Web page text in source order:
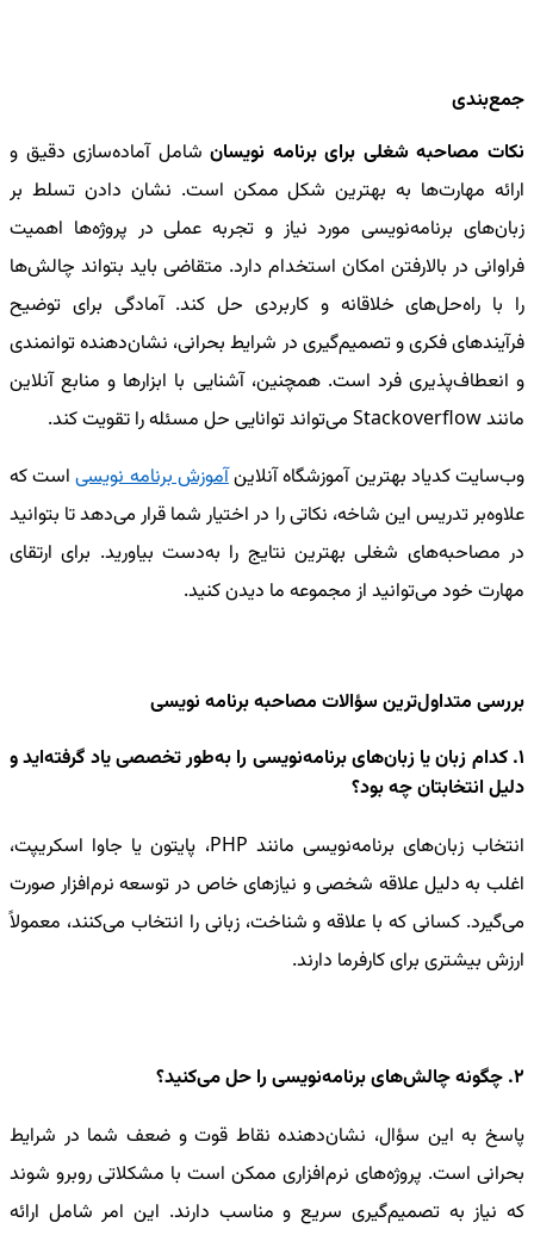
جمع‌بندی
نکات مصاحبه شغلی برای برنامه نویسانشامل آماده‌سازی دقیق و
ارائه مهارت‌ها به بهترین شکل ممکن است. نشان دادن تسلط بر
زبان‌های برنامه‌نویسی مورد نیاز و تجربه عملی در پروژه‌ها اهمیت
فراوانی در بالارفتن امکان استخدام دارد. متقاضی باید بتواند چالش‌ها
را با راه‌حل‌های خلاقانه و کاربردی حل کند. آمادگی برای توضیح
فرآیندهای فکری و تصمیم‌گیری در شرایط بحرانی، نشان‌دهنده توانمندی
و انعطاف‌پذیری فرد است. همچنین، آشنایی با ابزارها و منابع آنلاین
مانند Stackoverflow می‌تواند توانایی حل مسئله را تقویت کند.
وب‌سایت کدیاد بهترین آموزشگاه آنلاینآموزش برنامه نویسیاست که
علاوه‌بر تدریس این شاخه، نکاتی را در اختیار شما قرار می‌دهد تا بتوانید
در مصاحبه‌های شغلی بهترین نتایج را به‌دست بیاورید. برای ارتقای
مهارت خود می‌توانید از مجموعه ما دیدن کنید.
بررسی متداو‌ل‌ترین سؤالات مصاحبه برنامه نویسی
1. کدام زبان یا زبان‌های برنامه‌نویسی را به‌طور تخصصی یاد گرفته‌اید و
دلیل انتخابتان چه بود؟
انتخاب زبان‌های برنامه‌نویسی مانند PHP، پایتون یا جاوا اسکریپت،
اغلب به دلیل علاقه شخصی و نیازهای خاص در توسعه نرم‌افزار صورت
می‌گیرد. کسانی که با علاقه و شناخت، زبانی را انتخاب می‌کنند، معمولاً
ارزش بیشتری برای کارفرما دارند.
2. چگونه چالش‌های برنامه‌نویسی را حل می‌کنید؟
پاسخ به این سؤال، نشان‌دهنده نقاط قوت و ضعف شما در شرایط
بحرانی است. پروژه‌های نرم‌افزاری ممکن است با مشکلاتی روبرو شوند
که نیاز به تصمیم‌گیری سریع و مناسب دارند. این امر شامل ارائه